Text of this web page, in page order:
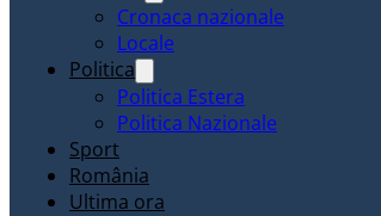
Cronaca nazionale
Locale
Politica
Politica Estera
Politica Nazionale
Sport
România
Ultima ora